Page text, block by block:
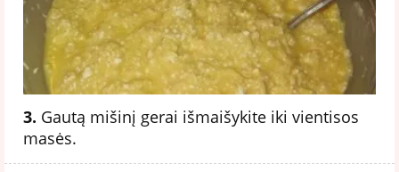
3. Gautą mišinį gerai išmaišykite iki vientisos
masės.